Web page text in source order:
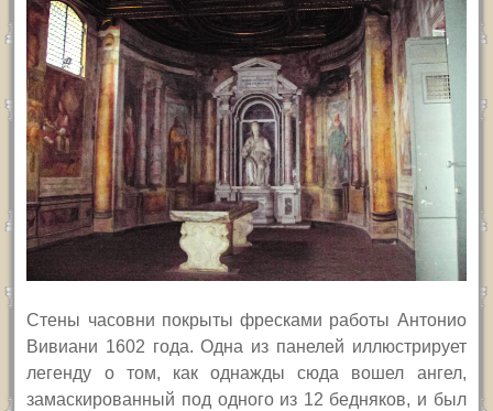
Стены часовни покрыты фресками работы Антонио
Вивиани 1602 года. Одна из панелей иллюстрирует
легенду о том, как однажды сюда вошел ангел,
замаскированный под одного из 12 бедняков, и был